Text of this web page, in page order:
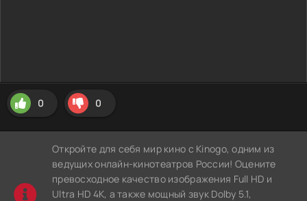
0 0
Откройте для себя мир кино с Kinogo, одним из
ведущих онлайн-кинотеатров России! Оцените
превосходное качество изображения Full HD и
Ultra HD 4K, а также мощный звук Dolby 5.1,